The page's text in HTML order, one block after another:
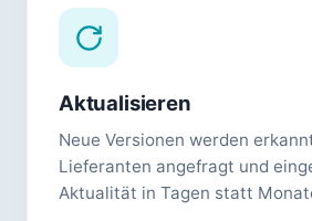
Aktualisieren
Neue Versionen werden
Lieferanten angefragt und
Aktualität in Tagen statt